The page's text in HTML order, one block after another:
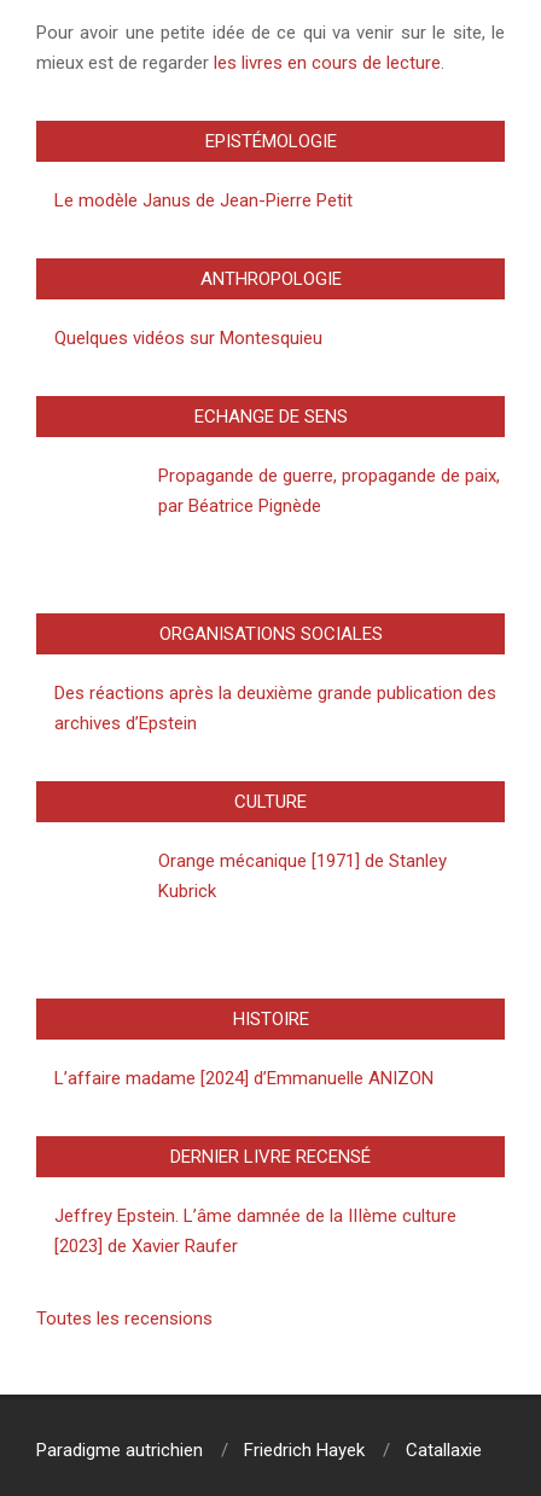
Pour avoir une petite idée de ce qui va venir sur le site, le
mieux est de regarder les livres en cours de lecture.
EPISTÉMOLOGIE
Le modèle Janus de Jean-Pierre Petit
ANTHROPOLOGIE
Quelques vidéos sur Montesquieu
ECHANGE DE SENS
Propagande de guerre, propagande de paix,
par Béatrice Pignède
ORGANISATIONS SOCIALES
Des réactions après la deuxième grande publication des
archives d’Epstein
CULTURE
Orange mécanique [1971] de Stanley
Kubrick
HISTOIRE
L’affaire madame [2024] d’Emmanuelle ANIZON
DERNIER LIVRE RECENSÉ
Jeffrey Epstein. L’âme damnée de la IIIème culture
[2023] de Xavier Raufer
Toutes les recensions
Paradigme autrichien Friedrich Hayek Catallaxie